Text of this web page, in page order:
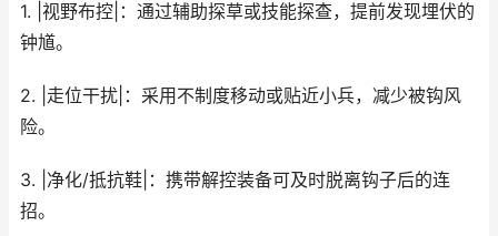
1. |视野布控|：通过辅助探草或技能探查，提前发现埋伏的
钟馗。
2. |走位干扰|：采用不制度移动或贴近小兵，减少被钩风
险。
3. |净化/抵抗鞋|：携带解控装备可及时脱离钩子后的连
招。